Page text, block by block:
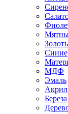
Синие
МДФ
Эмаль
Акрил
Береза